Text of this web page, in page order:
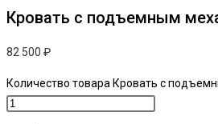
Кровать с подъемным
82 500 ₽
Количество товара Кровать с